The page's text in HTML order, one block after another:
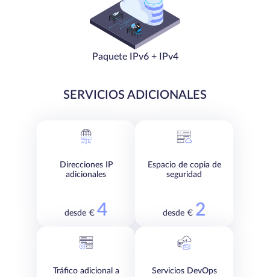
Paquete IPv6 + IPv4
SERVICIOS ADICIONALES
Direcciones IP
adicionales
desde € 4
Espacio de copia de
seguridad
desde € 2
Tráfico adicional a
Servicios DevOps